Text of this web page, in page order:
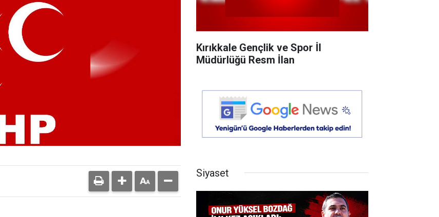
Kırıkkale Gençlik ve Spor İl
Müdürlüğü Resm İlan
Siyaset